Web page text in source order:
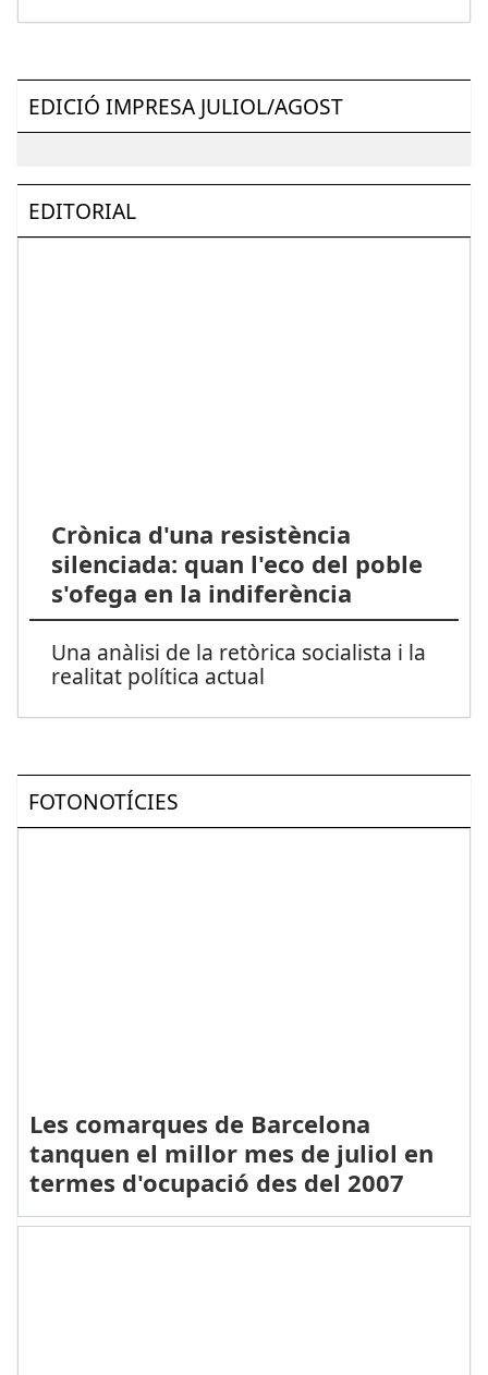
EDICIÓ IMPRESA JULIOL/AGOST
EDITORIAL
Crònica d'una resistència
silenciada: quan l'eco del poble
s'ofega en la indiferència
Una anàlisi de la retòrica socialista i la
realitat política actual
FOTONOTÍCIES
Les comarques de Barcelona
tanquen el millor mes de juliol en
termes d'ocupació des del 2007